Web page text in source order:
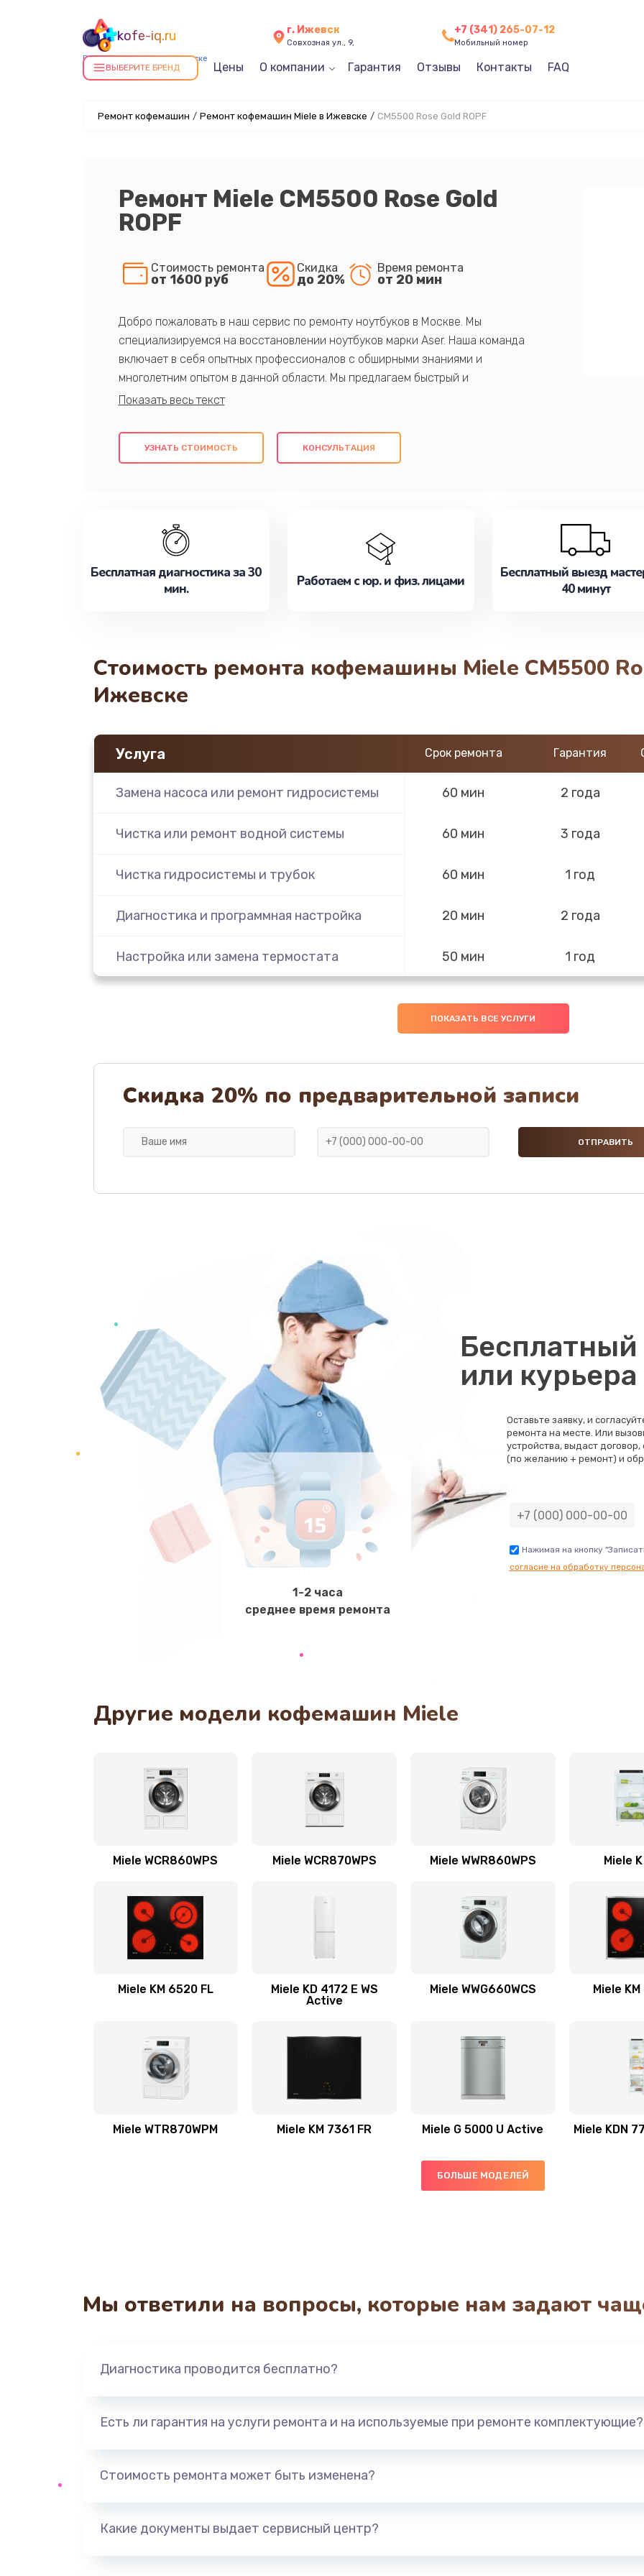
kofe-iq.ru
Ремонт кофемашин в Ижевске
г. Ижевск
Совхозная ул., 9,
+7 (341) 265-07-12
Мобильный номер
ВЫБЕРИТЕ БРЕНД Цены О компании Гарантия Отзывы Контакты FAQ
Ремонт кофемашин / Ремонт кофемашин Miele в Ижевске / CM5500 Rose Gold ROPF
Ремонт Miele CM5500 Rose Gold
ROPF
Стоимость ремонта
от 1600 руб
Скидка
до 20%
Время ремонта
от 20 мин
Добро пожаловать в наш сервис по ремонту ноутбуков в Москве. Мы
специализируемся на восстановлении ноутбуков марки Aser. Наша команда
включает в себя опытных профессионалов с обширными знаниями и
многолетним опытом в данной области. Мы предлагаем быстрый и
качественный ремонт с использованием оригинальных компонентов, а также
клиентам надежное и профессиональное обслуживание, удовлетворяя их
потребности наилучшим образом. Не медлите записаться на ремонт уже
УЗНАТЬ СТОИМОСТЬ КОНСУЛЬТАЦИЯ
Бесплатная диагностика за 30
мин.
Работаем с юр. и физ. лицами
Бесплатный выезд
40 минут
Стоимость ремонта кофемашины Miele CM5500
Ижевске
Услуга Срок ремонта Гарантия
Замена насоса или ремонт гидросистемы 60 мин 2 года
Чистка или ремонт водной системы 60 мин 3 года
Чистка гидросистемы и трубок 60 мин 1 год
Диагностика и программная настройка 20 мин 2 года
Настройка или замена термостата 50 мин 1 год
30 мин 3 года
1 год
Ремонт или замена кофемолки
ПОКАЗАТЬ ВСЕ УСЛУГИ
Скидка 20% по предварительной записи
1-2 часа
среднее время ремонта
или
Оставьте заявку, и
ремонта на месте. Или
устройства, выдаст
(по желанию + ремонт) и
Нажимая на кнопку
согласие на обработку
Другие модели кофемашин Miele
Miele WCR860WPS Miele WCR870WPS Miele WWR860WPS Miele
Miele KM 6520 FL
Miele KD 4172 E WS
Active
Miele WWG660WCS Miele
Miele WTR870WPM Miele KM 7361 FR Miele G 5000 U Active Miele KDN
БОЛЬШЕ МОДЕЛЕЙ
Мы ответили на вопросы, которые нам задают
Диагностика проводится бесплатно?
Есть ли гарантия на услуги ремонта и на используемые при ремонте комплектующие?
Стоимость ремонта может быть изменена?
Какие документы выдает сервисный центр?